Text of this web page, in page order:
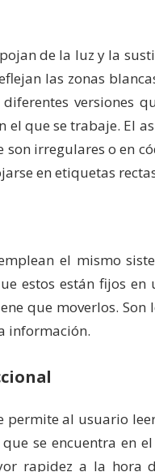
de la luz y la
las zonas
versiones
el que se trabaje. El
son irregulares o en
en etiquetas
el mismo
estos están fijos
que moverlos.
información.
permite al usuario
se encuentra en
rapidez a la hora